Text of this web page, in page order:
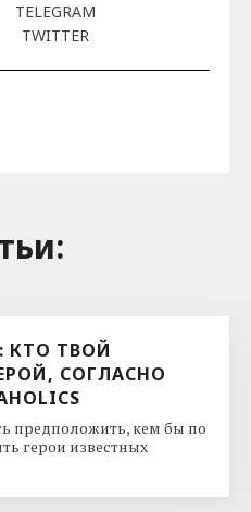
TELEGRAM
TWITTER
КТО ТВОЙ
СОГЛАСНО
предположить, кем бы по
герои известных